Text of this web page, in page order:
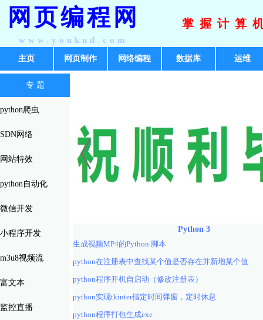
网页编程网
www.youkud.com
掌握计算
主页 网页制作 网络编程 数据库 运维
专 题
python爬虫
SDN网络
网站特效
python自动化
微信开发
小程序开发
m3u8视频流
富文本
监控直播
Python 3
生成视频MP4的Python 脚本
python在注册表中查找某个值是否存在并新增某个值
python程序开机自启动（修改注册表）
python实现tkinter指定时间弹窗，定时休息
python程序打包生成exe